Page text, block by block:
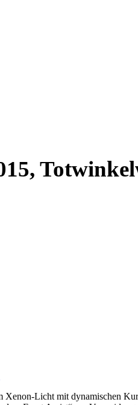
Xenon-Licht mit dynamischen